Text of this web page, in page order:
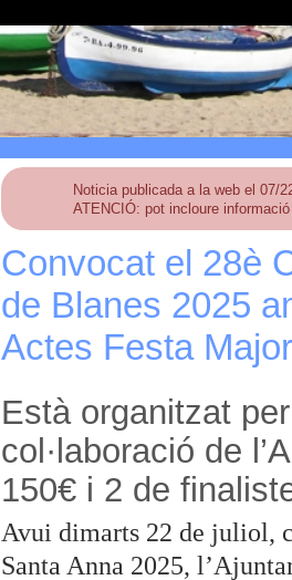
Noticia publicada a la web el 07/
ATENCIÓ: pot incloure
Convocat el 28è
de Blanes 2025
Actes Festa
Està organitzat
col·laboració de
150€ i 2 de
Avui dimarts 22 de juliol,
Santa Anna 2025,